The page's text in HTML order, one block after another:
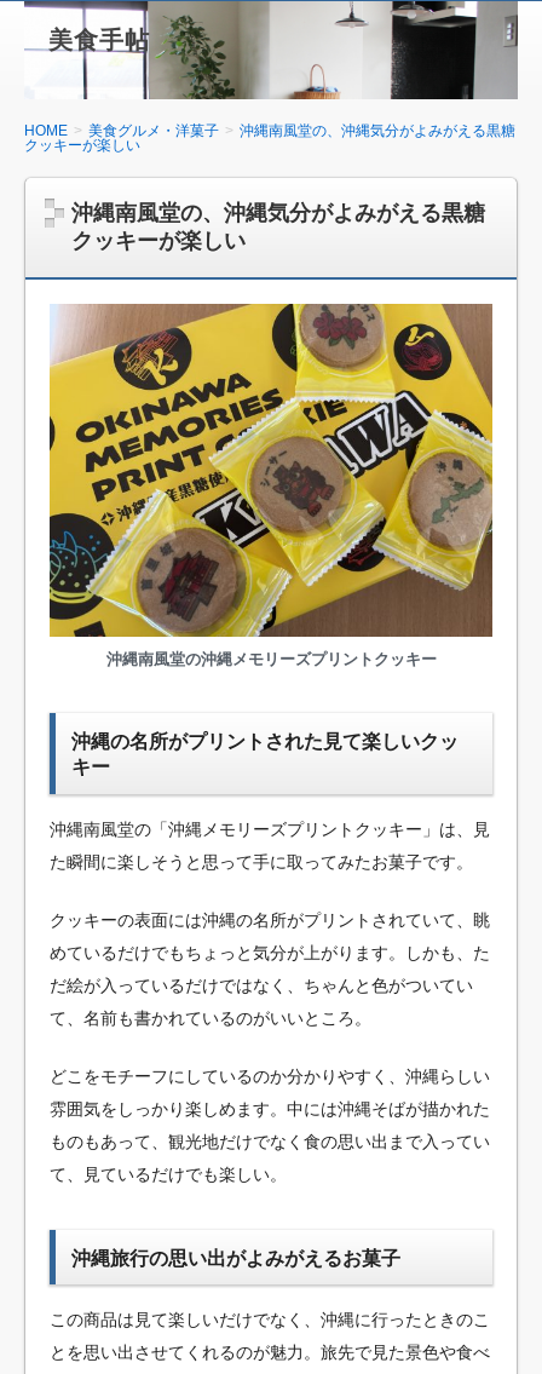
美食手帖
HOME 美食グルメ・洋菓子
沖縄南風堂の、沖縄気分がよみがえる黒糖
クッキーが楽しい
沖縄南風堂の、沖縄気分がよみがえる黒糖
クッキーが楽しい
沖縄南風堂の沖縄メモリーズプリントクッキー
沖縄の名所がプリントされた見て楽しいクッ
キー
沖縄南風堂の「沖縄メモリーズプリントクッキー」は、見
た瞬間に楽しそうと思って手に取ってみたお菓子です。
クッキーの表面には沖縄の名所がプリントされていて、眺
めているだけでもちょっと気分が上がります。しかも、た
だ絵が入っているだけではなく、ちゃんと色がついてい
て、名前も書かれているのがいいところ。
どこをモチーフにしているのか分かりやすく、沖縄らしい
雰囲気をしっかり楽しめます。中には沖縄そばが描かれた
ものもあって、観光地だけでなく食の思い出まで入ってい
て、見ているだけでも楽しい。
沖縄旅行の思い出がよみがえるお菓子
この商品は見て楽しいだけでなく、沖縄に行ったときのこ
とを思い出させてくれるのが魅力。旅先で見た景色や食べ